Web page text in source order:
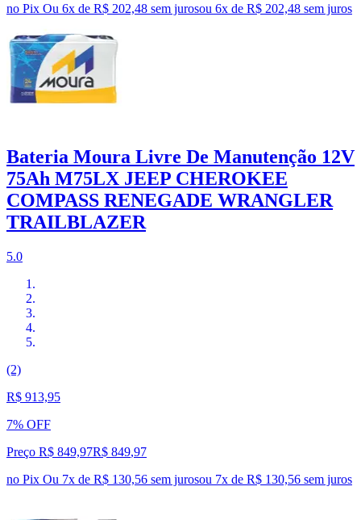
no Pix Ou 6x de R$ 202,48 sem jurosou 6x de R$ 202,48 sem juros
Bateria Moura Livre De Manutenção 12V
75Ah M75LX JEEP CHEROKEE
COMPASS RENEGADE WRANGLER
TRAILBLAZER
5.0
(2)
R$ 913,95
7% OFF
Preço R$ 849,97R$ 849,97
no Pix Ou 7x de R$ 130,56 sem jurosou 7x de R$ 130,56 sem juros